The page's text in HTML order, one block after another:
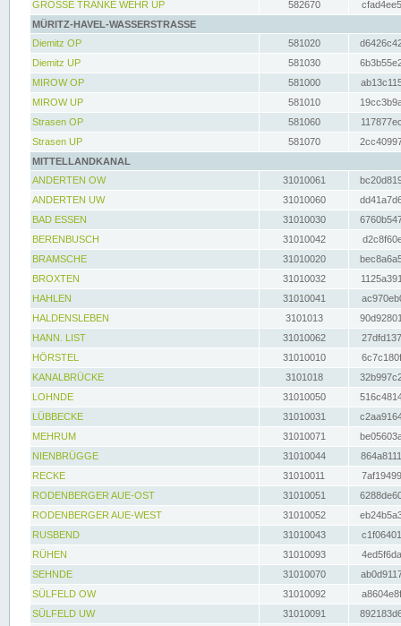
GROSSE TRÄNKE WEHR UP
582670
MÜRITZ-HAVEL-WASSERSTRASSE
Diemitz OP
581020
Diemitz UP
581030
MIROW OP
581000
MIROW UP
581010
Strasen OP
581060
Strasen UP
581070
MITTELLANDKANAL
ANDERTEN OW
31010061
ANDERTEN UW
31010060
BAD ESSEN
31010030
BERENBUSCH
31010042
BRAMSCHE
31010020
BROXTEN
31010032
HAHLEN
31010041
HALDENSLEBEN
3101013
HANN. LIST
31010062
HÖRSTEL
31010010
KANALBRÜCKE
3101018
LOHNDE
31010050
LÜBBECKE
31010031
MEHRUM
31010071
NIENBRÜGGE
31010044
RECKE
31010011
RODENBERGER AUE-OST
31010051
RODENBERGER AUE-WEST
31010052
RUSBEND
31010043
RÜHEN
31010093
SEHNDE
31010070
SÜLFELD OW
31010092
SÜLFELD UW
31010091